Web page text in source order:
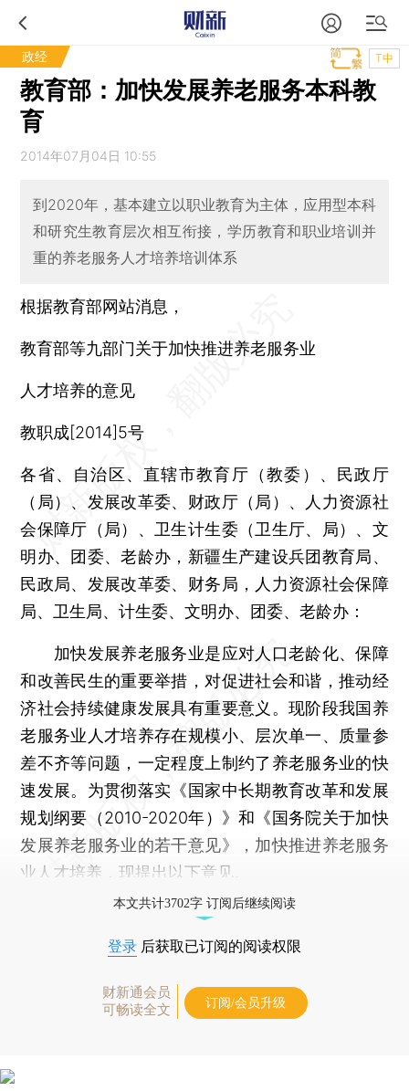
政经 T中
教育部：加快发展养老服务本科教
育
2014年07月04日 10:55
到2020年，基本建立以职业教育为主体，应用型本科
和研究生教育层次相互衔接，学历教育和职业培训并
重的养老服务人才培养培训体系
根据教育部网站消息，
教育部等九部门关于加快推进养老服务业
人才培养的意见
教职成[2014]5号
各省、自治区、直辖市教育厅（教委）、民政厅
（局）、发展改革委、财政厅（局）、人力资源社
会保障厅（局）、卫生计生委（卫生厅、局）、文
明办、团委、老龄办，新疆生产建设兵团教育局、
民政局、发展改革委、财务局，人力资源社会保障
局、卫生局、计生委、文明办、团委、老龄办：
加快发展养老服务业是应对人口老龄化、保障
和改善民生的重要举措，对促进社会和谐，推动经
济社会持续健康发展具有重要意义。现阶段我国养
老服务业人才培养存在规模小、层次单一、质量参
差不齐等问题，一定程度上制约了养老服务业的快
速发展。为贯彻落实《国家中长期教育改革和发展
规划纲要（2010-2020年）》和《国务院关于加快
发展养老服务业的若干意见》，加快推进养老服务
业人才培养，现提出以下意见。
本文共计3702字 订阅后继续阅读
登录 后获取已订阅的阅读权限
财新通会员
可畅读全文
订阅/会员升级